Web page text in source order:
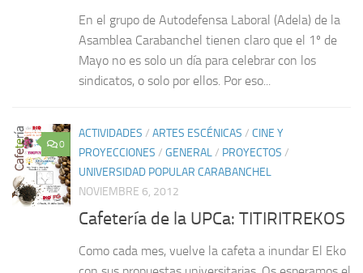
En el grupo de Autodefensa Laboral (Adela) de la
Asamblea Carabanchel tienen claro que el 1º de
Mayo no es solo un día para celebrar con los
sindicatos, o solo por ellos. Por eso...
0
ACTIVIDADES / ARTES ESCÉNICAS / CINE Y
PROYECCIONES / GENERAL/ PROYECTOS /
UNIVERSIDAD POPULAR CARABANCHEL
NOVIEMBRE 6, 2012
Cafetería de la UPCa: TITIRITREKOS
Como cada mes, vuelve la cafeta a inundar El Eko